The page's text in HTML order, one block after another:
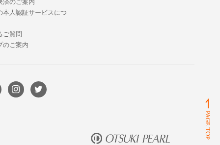
本人認証サービスにつ
ご質問
のご案内